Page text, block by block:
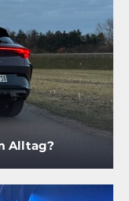
Alltag?